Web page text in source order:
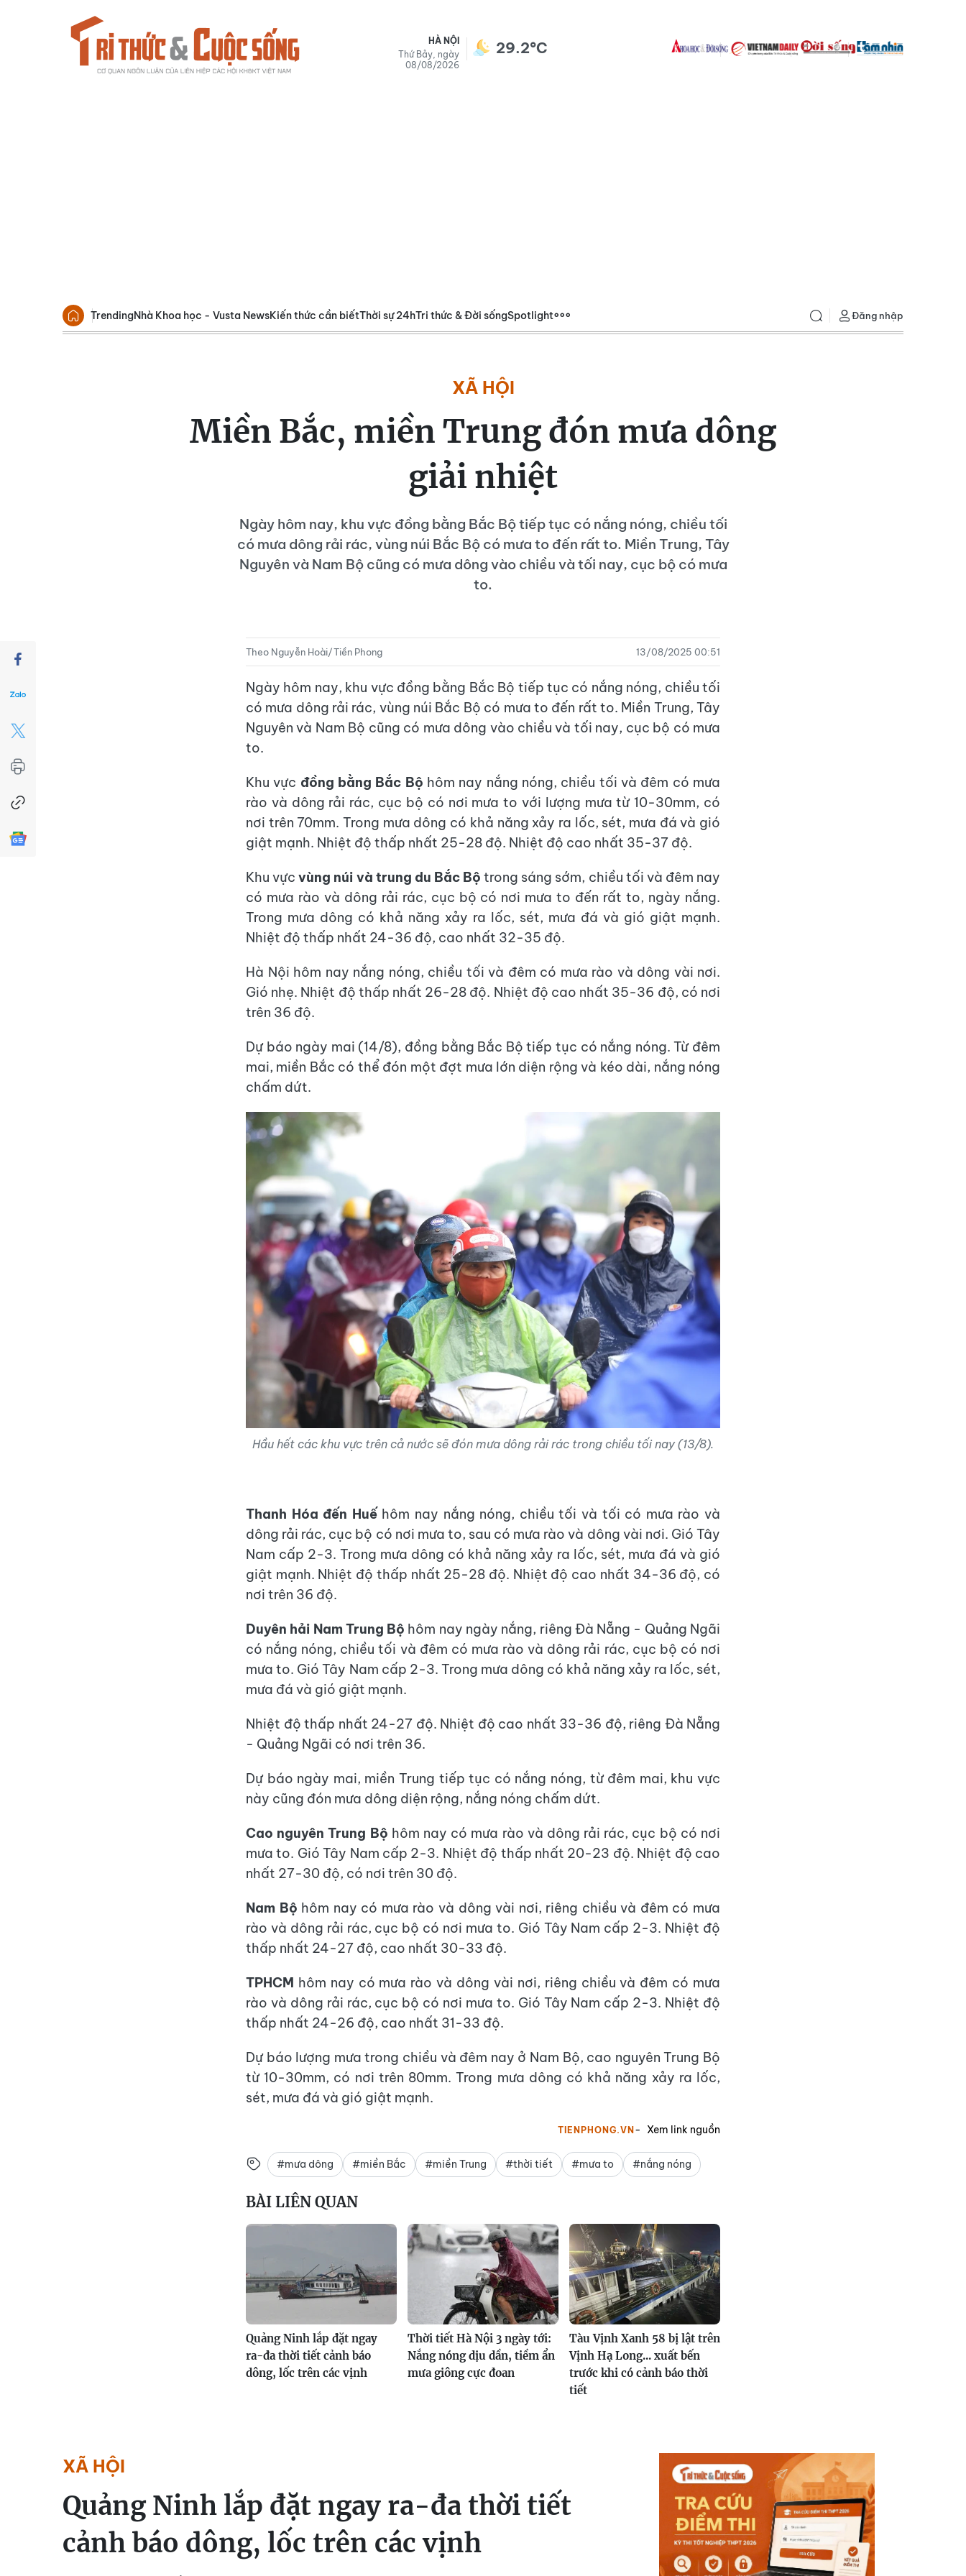
HÀ NỘI
Thứ Bảy, ngày
08/08/2026
29.2°C
TrendingNhà Khoa học - Vusta NewsKiến thức cần biếtThời sự 24hTri thức & Đời sốngSpotlight Đăng nhập
XÃ HỘI
Miền Bắc, miền Trung đón mưa dông
giải nhiệt
Ngày hôm nay, khu vực đồng bằng Bắc Bộ tiếp tục có nắng nóng, chiều tối
có mưa dông rải rác, vùng núi Bắc Bộ có mưa to đến rất to. Miền Trung, Tây
Nguyên và Nam Bộ cũng có mưa dông vào chiều và tối nay, cục bộ có mưa
to.
Theo Nguyễn Hoài/Tiền Phong 13/08/2025 00:51
Ngày hôm nay, khu vực đồng bằng Bắc Bộ tiếp tục có nắng nóng, chiều tối
có mưa dông rải rác, vùng núi Bắc Bộ có mưa to đến rất to. Miền Trung, Tây
Nguyên và Nam Bộ cũng có mưa dông vào chiều và tối nay, cục bộ có mưa
to.
Khu vực đồng bằng Bắc Bộ hôm nay nắng nóng, chiều tối và đêm có mưa
rào và dông rải rác, cục bộ có nơi mưa to với lượng mưa từ 10-30mm, có
nơi trên 70mm. Trong mưa dông có khả năng xảy ra lốc, sét, mưa đá và gió
giật mạnh. Nhiệt độ thấp nhất 25-28 độ. Nhiệt độ cao nhất 35-37 độ.
Khu vựcvùng núi và trung du Bắc Bộtrong sáng sớm, chiều tối và đêm nay
có mưa rào và dông rải rác, cục bộ có nơi mưa to đến rất to, ngày nắng.
Trong mưa dông có khả năng xảy ra lốc, sét, mưa đá và gió giật mạnh.
Nhiệt độ thấp nhất 24-36 độ, cao nhất 32-35 độ.
Hà Nội hôm nay nắng nóng, chiều tối và đêm có mưa rào và dông vài nơi.
Gió nhẹ. Nhiệt độ thấp nhất 26-28 độ. Nhiệt độ cao nhất 35-36 độ, có nơi
trên 36 độ.
Dự báo ngày mai (14/8), đồng bằng Bắc Bộ tiếp tục có nắng nóng. Từ đêm
mai, miền Bắc có thể đón một đợt mưa lớn diện rộng và kéo dài, nắng nóng
chấm dứt.
Hầu hết các khu vực trên cả nước sẽ đón mưa dông rải rác trong chiều tối nay (13/8).
Thanh Hóa đến Huếhôm nay nắng nóng, chiều tối và tối có mưa rào và
dông rải rác, cục bộ có nơi mưa to, sau có mưa rào và dông vài nơi. Gió Tây
Nam cấp 2-3. Trong mưa dông có khả năng xảy ra lốc, sét, mưa đá và gió
giật mạnh. Nhiệt độ thấp nhất 25-28 độ. Nhiệt độ cao nhất 34-36 độ, có
nơi trên 36 độ.
Duyên hải Nam Trung Bộ hôm nay ngày nắng, riêng Đà Nẵng - Quảng Ngãi
có nắng nóng, chiều tối và đêm có mưa rào và dông rải rác, cục bộ có nơi
mưa to. Gió Tây Nam cấp 2-3. Trong mưa dông có khả năng xảy ra lốc, sét,
mưa đá và gió giật mạnh.
Nhiệt độ thấp nhất 24-27 độ. Nhiệt độ cao nhất 33-36 độ, riêng Đà Nẵng
- Quảng Ngãi có nơi trên 36.
Dự báo ngày mai, miền Trung tiếp tục có nắng nóng, từ đêm mai, khu vực
này cũng đón mưa dông diện rộng, nắng nóng chấm dứt.
Cao nguyên Trung Bộ hôm nay có mưa rào và dông rải rác, cục bộ có nơi
mưa to. Gió Tây Nam cấp 2-3. Nhiệt độ thấp nhất 20-23 độ. Nhiệt độ cao
nhất 27-30 độ, có nơi trên 30 độ.
Nam Bộ hôm nay có mưa rào và dông vài nơi, riêng chiều và đêm có mưa
rào và dông rải rác, cục bộ có nơi mưa to. Gió Tây Nam cấp 2-3. Nhiệt độ
thấp nhất 24-27 độ, cao nhất 30-33 độ.
TPHCM hôm nay có mưa rào và dông vài nơi, riêng chiều và đêm có mưa
rào và dông rải rác, cục bộ có nơi mưa to. Gió Tây Nam cấp 2-3. Nhiệt độ
thấp nhất 24-26 độ, cao nhất 31-33 độ.
Dự báo lượng mưa trong chiều và đêm nay ở Nam Bộ, cao nguyên Trung Bộ
từ 10-30mm, có nơi trên 80mm. Trong mưa dông có khả năng xảy ra lốc,
sét, mưa đá và gió giật mạnh.
TIENPHONG.VN Xem link nguồn
#mưa dông #miền Bắc #miền Trung #thời tiết #mưa to #nắng nóng
BÀI LIÊN QUAN
Quảng Ninh lắp đặt ngay
ra-đa thời tiết cảnh báo
dông, lốc trên các vịnh
Thời tiết Hà Nội 3 ngày tới:
Nắng nóng dịu dần, tiềm ẩn
mưa giông cực đoan
Tàu Vịnh Xanh 58 bị lật trên
Vịnh Hạ Long... xuất bến
trước khi có cảnh báo thời
tiết
XÃ HỘI
Quảng Ninh lắp đặt ngay ra-đa thời tiết
cảnh báo dông, lốc trên các vịnh